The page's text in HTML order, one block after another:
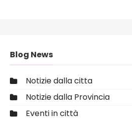
Blog News
Notizie dalla citta
Notizie dalla Provincia
Eventi in città